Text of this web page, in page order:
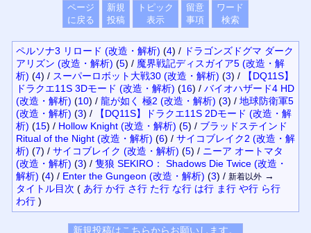
ページ
に戻る
新規
投稿
トピック
表示
留意
事項
ワード
検索
ペルソナ3 リロード (改造・解析) (4) / ドラゴンズドグマ ダーク
アリズン (改造・解析) (5) / 魔界戦記ディスガイア5 (改造・解
析) (4) / スーパーロボット大戦30 (改造・解析) (3) /
【DQ11S】
ドラクエ11S 3Dモード (改造・解析) (16) / バイオハザード4 HD
(改造・解析) (10) / 龍が如く 極2 (改造・解析) (3) / 地球防衛軍5
(改造・解析) (3) /
【DQ11S】ドラクエ11S 2Dモード (改造・解
析) (15) / Hollow Knight (改造・解析) (5) / ブラッドステインド
Ritual of the Night (改造・解析) (6) / サイコブレイク2 (改造・解
析) (7) / サイコブレイク (改造・解析) (5) / ニーア オートマタ
(改造・解析) (3) / 隻狼 SEKIRO： Shadows Die Twice (改造・
解析) (4) / Enter the Gungeon (改造・解析) (3) / 新着以外 →
タイトル目次 ( あ行 か行 さ行 た行 な行 は行 ま行 や行 ら行
わ行 )